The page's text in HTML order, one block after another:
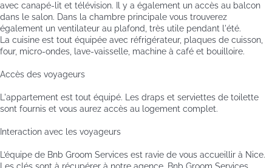
avec canapé-lit et télévision. Il y a également un accès au balcon
dans le salon. Dans la chambre principale vous trouverez
également un ventilateur au plafond, très utile pendant l'été.
La cuisine est tout équipée avec réfrigérateur, plaques de cuisson,
four, micro-ondes, lave-vaisselle, machine à café et bouilloire.
Accès des voyageurs
L'appartement est tout équipé. Les draps et serviettes de toilette
sont fournis et vous aurez accès au logement complet.
Interaction avec les voyageurs
L’équipe de Bnb Groom Services est ravie de vous accueillir à Nice.